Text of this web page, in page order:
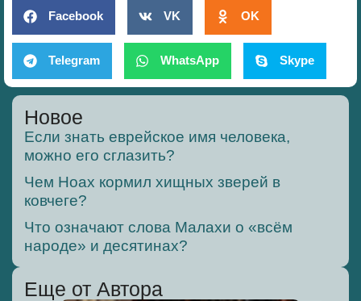
Facebook VK OK
Telegram WhatsApp Skype
Новое
Если знать еврейское имя человека,
можно его сглазить?
Чем Ноах кормил хищных зверей в
ковчеге?
Что означают слова Малахи о «всём
народе» и десятинах?
Еще от Автора